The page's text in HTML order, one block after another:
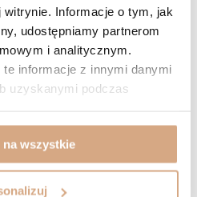
Informacje o tym, jak
udostępniamy partnerom
i analitycznym.
te informacje z innymi danymi
uzyskanymi podczas
na wszystkie
Opinia potwierdzona zakupem
prostocie - wygląda na bardzo